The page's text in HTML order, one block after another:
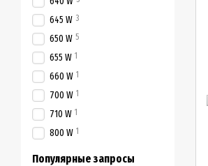
645 W 3
650 W 5
655 W 1
660 W 1
700 W 1
710 W 1
800 W 1
Популярные запросы